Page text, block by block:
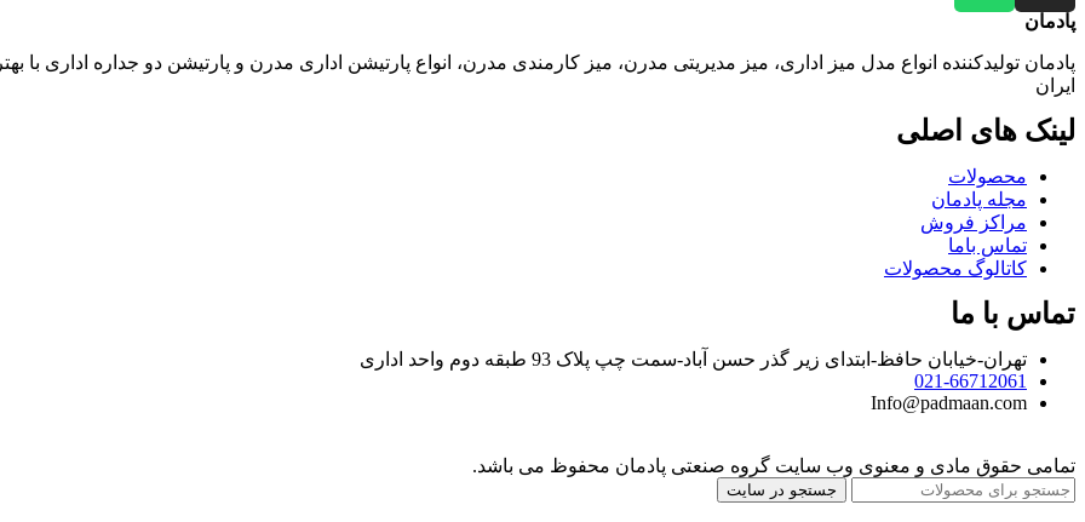
پادمان
پادمان تولیدکننده انواع مدل میز اداری، میز مدیریتی مدرن، میز کارمندی مدرن، انواع پارتیشن اداری مدرن و پارتیشن دو جداره اداری با
ایران
لینک‌ های اصلی
محصولات
مجله پادمان
مراکز فروش
تماس باما
کاتالوگ محصولات
تماس با ما
تهران-خیابان حافظ-ابتدای زیر گذر حسن آباد-سمت چپ پلاک 93 طبقه دوم واحد اداری
021-66712061
Info@padmaan.com
تمامی حقوق مادی و معنوی وب سایت گروه صنعتی پادمان محفوظ می باشد.
جستجو در سایت